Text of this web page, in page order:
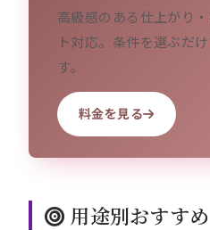
高級感のある仕上がり
ト対応。条件を選ぶだ
す。
料金を見る
用途別おすすめ